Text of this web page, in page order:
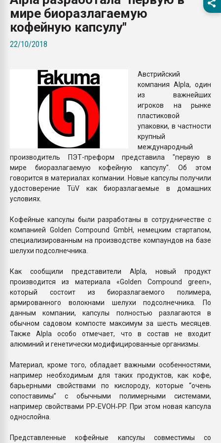
вакуумного
мире биоразлагаемую
кофейную капсулу"
22/10/2018
Австрийский
компания Alpla, один
из важнейших
игроков на рынке
пластиковой
упаковки, в частности
крупный
международный
производитель ПЭТ-преформ представила "первую в
мире биоразлагаемую кофейную капсулу". Об этом
говорится в материалах копмании. Новые капсулы получили
удостоверение TüV как биоразлагаемые в домашних
условиях.
Кофейные капсулы были разработаны в сотрудничестве с
компанией Golden Compound GmbH, немецким стартапом,
специализированным на производстве компаундов на базе
шелухи подсолнечника.
Как сообщили представители Alpla, новый продукт
производится из материала «Golden Compound green»,
который состоит из биоразлагаемого полимера,
армированного волокнами шелухи подсолнечника. По
данным компании, капсулы полностью разлагаются в
обычном садовом компосте максимум за шесть месяцев.
Также Alpla особо отмечает, что в состав не входит
алюминий и генетически модифицированные организмы.
Материал, кроме того, обладает важными особенностями,
например необходимым для таких продуктов, как кофе,
барьерными свойствами по кислороду, которые “очень
сопоставимы” с обычными полимерными системами,
например свойствами PP‐EVOH‐PP. При этом новая капсула
однослойна.
Представленные кофейные капсулы совместимы со